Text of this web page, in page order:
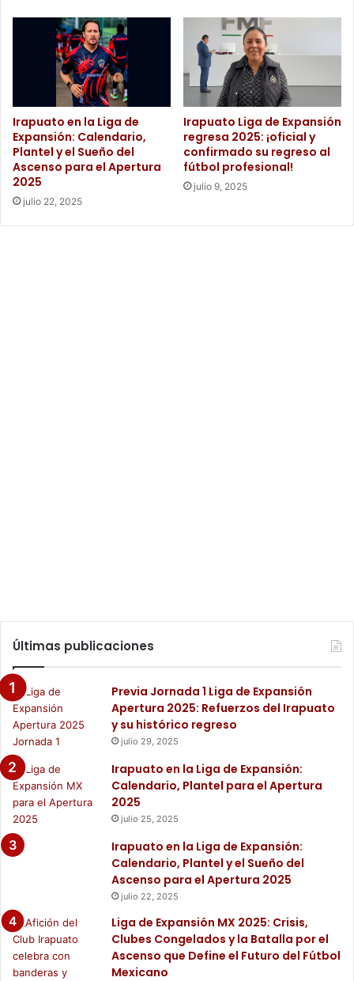
Irapuato en la Liga de
Expansión: Calendario,
Plantel y el Sueño del
Ascenso para el Apertura
2025
julio 22, 2025
Irapuato Liga de Expansión
regresa 2025: ¡oficial y
confirmado su regreso al
fútbol profesional!
julio 9, 2025
Últimas publicaciones
Previa Jornada 1 Liga de Expansión
Apertura 2025: Refuerzos del Irapuato
y su histórico regreso
julio 29, 2025
Irapuato en la Liga de Expansión:
Calendario, Plantel para el Apertura
2025
julio 25, 2025
Irapuato en la Liga de Expansión:
Calendario, Plantel y el Sueño del
Ascenso para el Apertura 2025
julio 22, 2025
Liga de Expansión MX 2025: Crisis,
Clubes Congelados y la Batalla por el
Ascenso que Define el Futuro del Fútbol
Mexicano